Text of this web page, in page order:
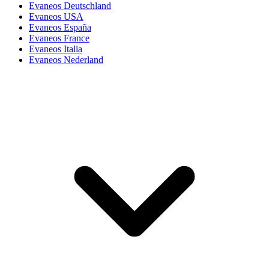
Evaneos Deutschland
Evaneos USA
Evaneos España
Evaneos France
Evaneos Italia
Evaneos Nederland